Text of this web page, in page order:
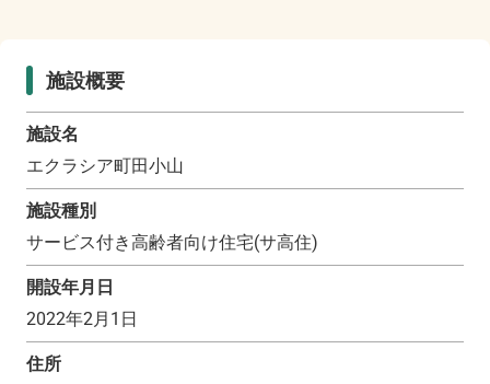
施設概要
施設名
エクラシア町田小山
施設種別
サービス付き高齢者向け住宅(サ高住)
開設年月日
2022年2月1日
住所